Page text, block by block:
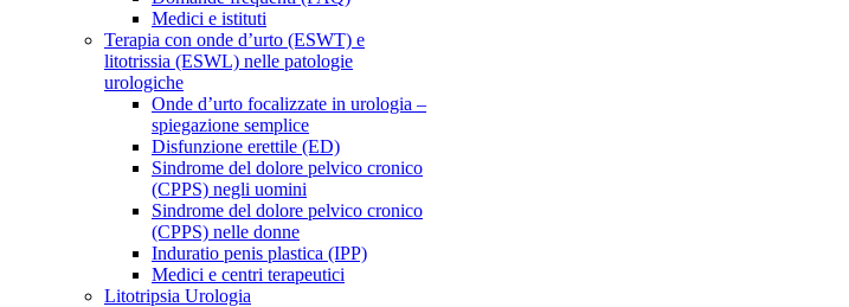
Medici e istituti
Terapia con onde d’urto (ESWT) e
litotrissia (ESWL) nelle patologie
urologiche
Onde d’urto focalizzate in urologia –
spiegazione semplice
Disfunzione erettile (ED)
Sindrome del dolore pelvico cronico
(CPPS) negli uomini
Sindrome del dolore pelvico cronico
(CPPS) nelle donne
Induratio penis plastica (IPP)
Medici e centri terapeutici
Litotripsia Urologia